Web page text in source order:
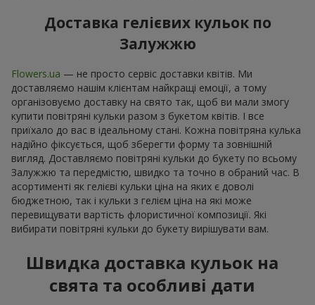
Доставка гелієвих кульок по
Залужжю
Flowers.ua — не просто сервіс доставки квітів. Ми
доставляємо нашім клієнтам найкращі емоції, а тому
організовуємо доставку на свято так, щоб ви мали змогу
купити повітряні кульки разом з букетом квітів. І все
приїхало до вас в ідеальному стані. Кожна повітряна кулька
надійно фіксується, щоб зберегти форму та зовнішній
вигляд. Доставляємо повітряні кульки до букету по всьому
Залужжю та передмістю, швидко та точно в обраний час. В
асортименті як гелієві кульки ціна на яких є доволі
бюджетною, так і кульки з гелієм ціна на які може
перевищувати вартість флористичної композиції. Які
вибирати повітряні кульки до букету вирішувати вам.
Швидка доставка кульок на
свята та особливі дати